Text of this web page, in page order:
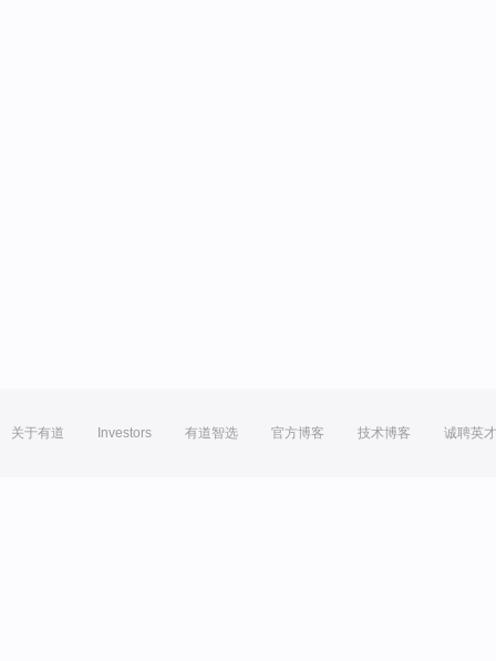
关于有道 Investors 有道智选 官方博客 技术博客 诚聘英才